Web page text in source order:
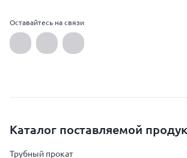
Оставайтесь на связи
Каталог поставляемой
Трубный прокат